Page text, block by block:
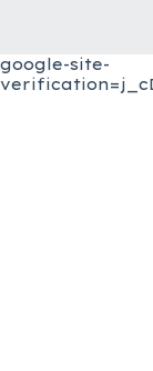
google-site-